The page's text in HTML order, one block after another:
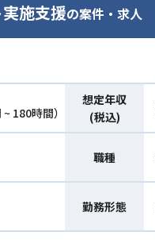
施支援の案件・求人
~ 180時間）
想定年収
(税込)
職種
勤務形態